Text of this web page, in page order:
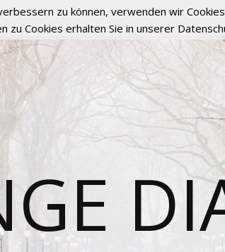
zu können, verwenden wir
zu Cookies erhalten Sie in unserer